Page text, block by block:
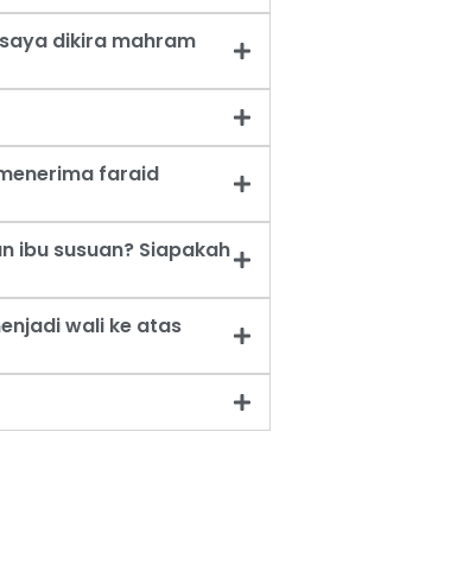
dikira mahram
faraid
ibu susuan? Siapakah
wali ke atas